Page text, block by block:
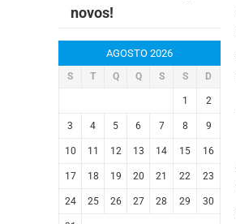
novos!
AGOSTO 2026
S T Q Q S S D
1 2
3 4 5 6 7 8 9
10 11 12 13 14 15 16
17 18 19 20 21 22 23
24 25 26 27 28 29 30